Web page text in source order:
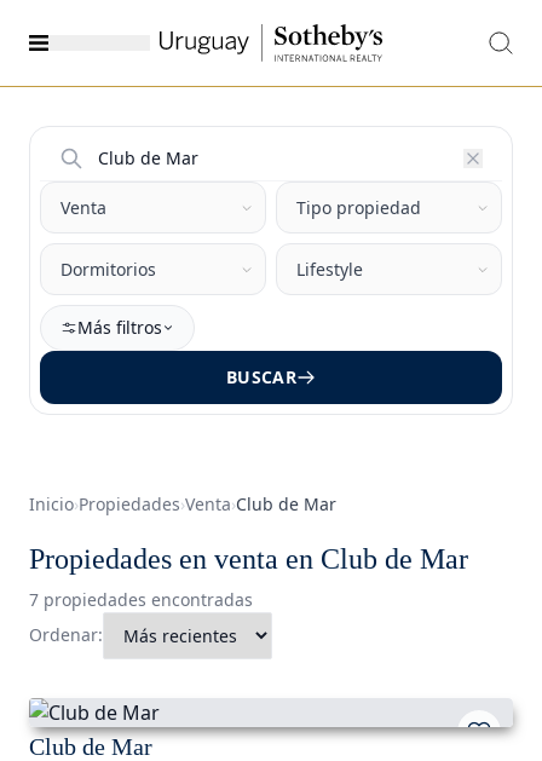
Más filtros
BUSCAR
Inicio›Propiedades›Venta›Club de Mar
Propiedades en venta en Club de Mar
7 propiedades encontradas
Ordenar:
Club de Mar